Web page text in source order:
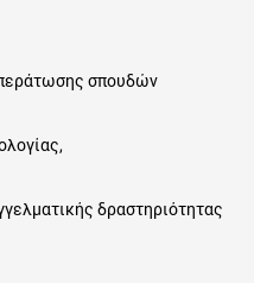
σπουδών
δραστηριότητας